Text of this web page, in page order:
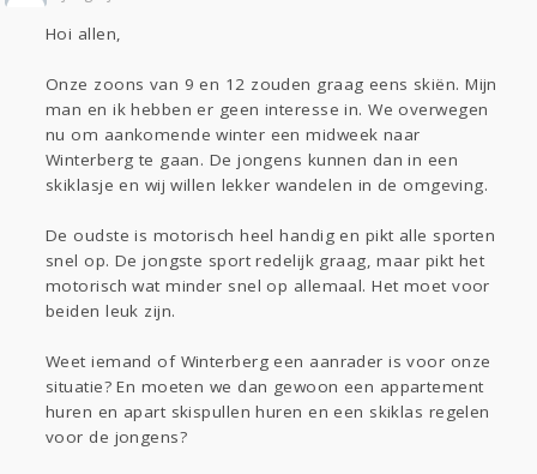
Gevraagd
Hoi allen,
Onze zoons van 9 en 12 zouden graag eens skiën. Mijn
man en ik hebben er geen interesse in. We overwegen
nu om aankomende winter een midweek naar
Winterberg te gaan. De jongens kunnen dan in een
skiklasje en wij willen lekker wandelen in de omgeving.
De oudste is motorisch heel handig en pikt alle sporten
snel op. De jongste sport redelijk graag, maar pikt het
motorisch wat minder snel op allemaal. Het moet voor
beiden leuk zijn.
Weet iemand of Winterberg een aanrader is voor onze
situatie? En moeten we dan gewoon een appartement
huren en apart skispullen huren en een skiklas regelen
voor de jongens?